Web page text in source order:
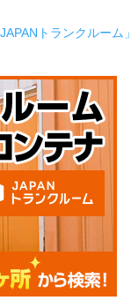
トランクルーム」